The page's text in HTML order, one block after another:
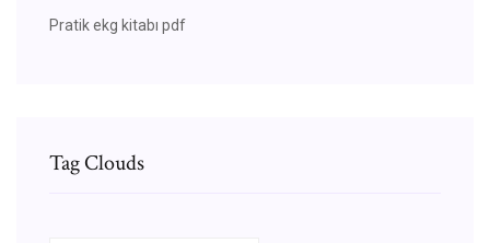
Pratik ekg kitabı pdf
Tag Clouds